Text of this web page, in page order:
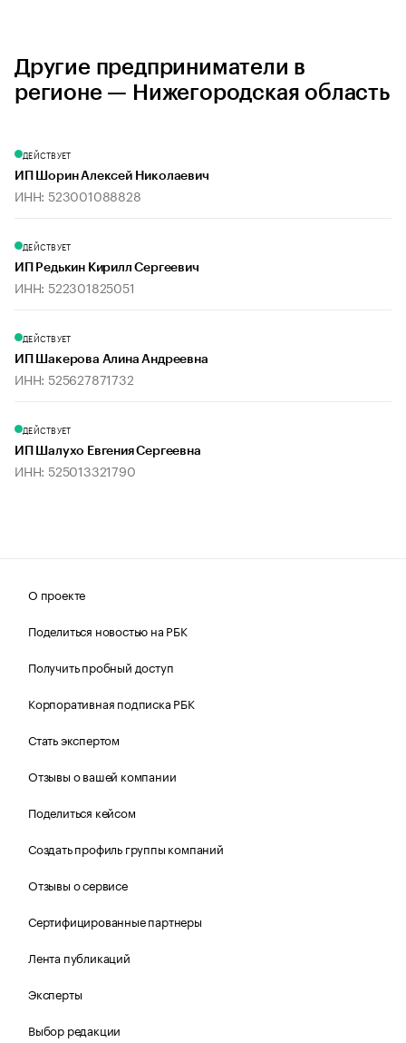
Другие предприниматели в
регионе — Нижегородская область
ДЕЙСТВУЕТ
ИП Шорин Алексей Николаевич
ИНН: 523001088828
ДЕЙСТВУЕТ
ИП Редькин Кирилл Сергеевич
ИНН: 522301825051
ДЕЙСТВУЕТ
ИП Шакерова Алина Андреевна
ИНН: 525627871732
ДЕЙСТВУЕТ
ИП Шалухо Евгения Сергеевна
ИНН: 525013321790
О проекте
Поделиться новостью на РБК
Получить пробный доступ
Корпоративная подписка РБК
Стать экспертом
Отзывы о вашей компании
Поделиться кейсом
Создать профиль группы компаний
Отзывы о сервисе
Сертифицированные партнеры
Лента публикаций
Эксперты
Выбор редакции